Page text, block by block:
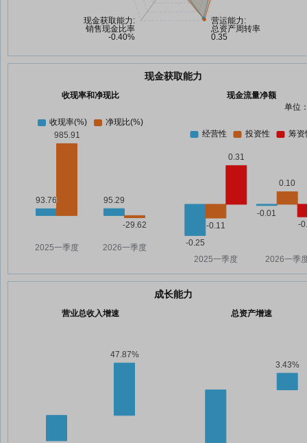
现金获取能力
收现率和净现比
现金流量净额
单位
成长能力
营业总收入增速 总资产增速